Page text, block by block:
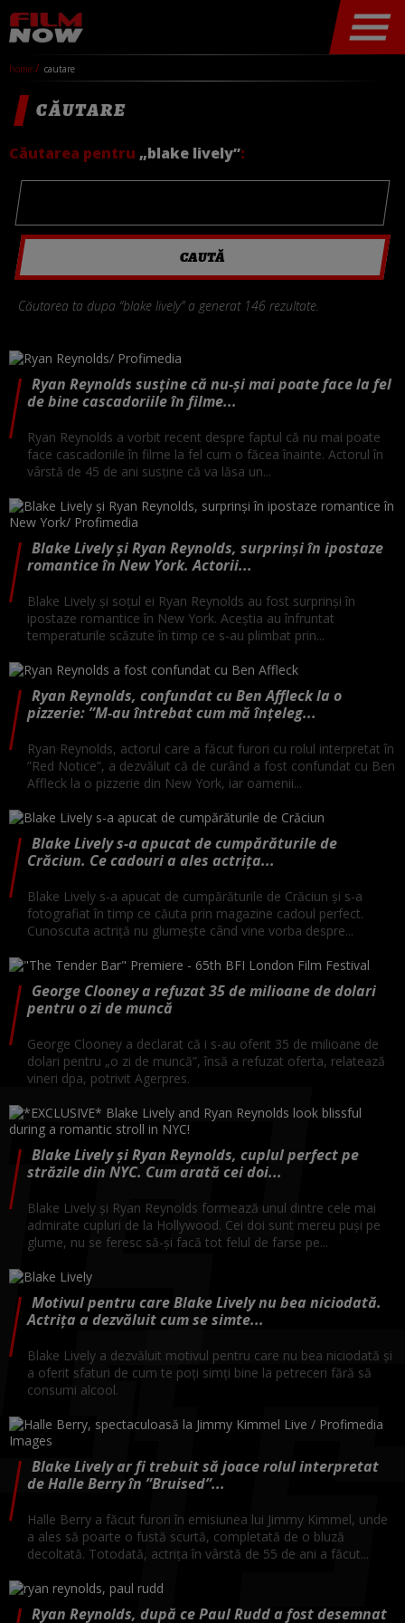
home cautare
CĂUTARE
Căutarea pentru „blake lively”:
Căutarea ta dupa “blake lively” a generat 146 rezultate.
Ryan Reynolds susține că nu-și mai poate face la fel
de bine cascadoriile în filme...
Ryan Reynolds a vorbit recent despre faptul că nu mai poate
face cascadoriile în filme la fel cum o făcea înainte. Actorul în
vârstă de 45 de ani susține că va lăsa un...
Blake Lively și Ryan Reynolds, surprinși în ipostaze
romantice în New York. Actorii...
Blake Lively și soțul ei Ryan Reynolds au fost surprinși în
ipostaze romantice în New York. Aceștia au înfruntat
temperaturile scăzute în timp ce s-au plimbat prin...
Ryan Reynolds, confundat cu Ben Affleck la o
pizzerie: ”M-au întrebat cum mă înțeleg...
Ryan Reynolds, actorul care a făcut furori cu rolul interpretat în
”Red Notice”, a dezvăluit că de curând a fost confundat cu Ben
Affleck la o pizzerie din New York, iar oamenii...
Blake Lively s-a apucat de cumpărăturile de
Crăciun. Ce cadouri a ales actrița...
Blake Lively s-a apucat de cumpărăturile de Crăciun și s-a
fotografiat în timp ce căuta prin magazine cadoul perfect.
Cunoscuta actriță nu glumește când vine vorba despre...
George Clooney a refuzat 35 de milioane de dolari
pentru o zi de muncă
George Clooney a declarat că i s-au oferit 35 de milioane de
dolari pentru „o zi de muncă”, însă a refuzat oferta, relatează
vineri dpa, potrivit Agerpres.
Blake Lively și Ryan Reynolds, cuplul perfect pe
străzile din NYC. Cum arată cei doi...
Blake Lively și Ryan Reynolds formează unul dintre cele mai
admirate cupluri de la Hollywood. Cei doi sunt mereu puși pe
glume, nu se feresc să-și facă tot felul de farse pe...
Motivul pentru care Blake Lively nu bea niciodată.
Actrița a dezvăluit cum se simte...
Blake Lively a dezvăluit motivul pentru care nu bea niciodată și
a oferit sfaturi de cum te poți simți bine la petreceri fără să
consumi alcool.
Blake Lively ar fi trebuit să joace rolul interpretat
de Halle Berry în ”Bruised”...
Halle Berry a făcut furori în emisiunea lui Jimmy Kimmel, unde
a ales să poarte o fustă scurtă, completată de o bluză
decoltată. Totodată, actrița în vârstă de 55 de ani a făcut...
Ryan Reynolds, după ce Paul Rudd a fost desemnat